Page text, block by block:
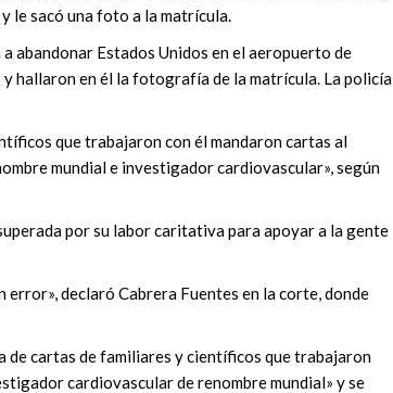
le sacó una foto a la matrícula.
abandonar Estados Unidos en el aeropuerto de
hallaron en él la fotografía de la matrícula. La policía
que trabajaron con él mandaron cartas al
mundial e investigador cardiovascular», según
por su labor caritativa para apoyar a la gente
error», declaró Cabrera Fuentes en la corte, donde
de cartas de familiares y científicos que trabajaron
cardiovascular de renombre mundial» y se